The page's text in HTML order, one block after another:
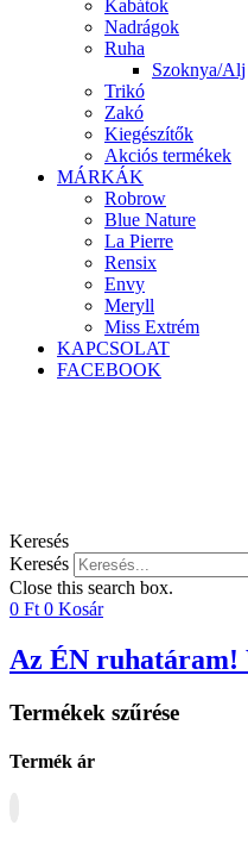
Kabátok
Nadrágok
Ruha
Szoknya/Alj
Trikó
Zakó
Kiegészítők
Akciós termékek
MÁRKÁK
Robrow
Blue Nature
La Pierre
Rensix
Envy
Meryll
Miss Extrém
KAPCSOLAT
FACEBOOK
Keresés
Keresés
Close this search box.
0 Ft 0 Kosár
Az ÉN ruhatáram!
Termékek szűrése
Termék ár